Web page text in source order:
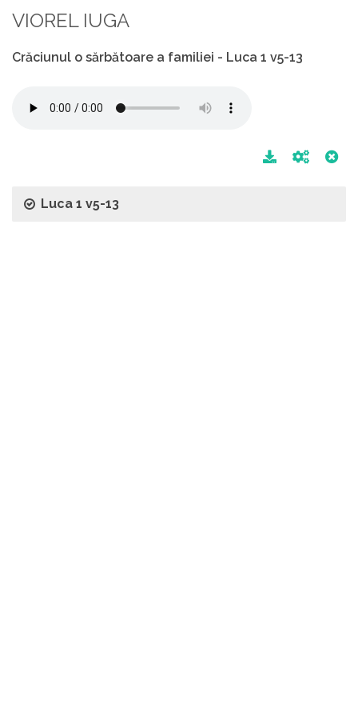
VIOREL IUGA
Crăciunul o sărbătoare a familiei - Luca 1 v5-13
Luca 1 v5-13